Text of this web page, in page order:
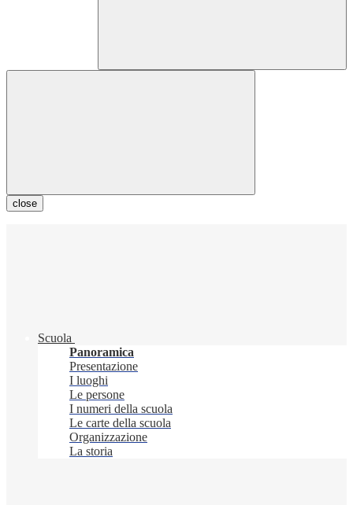
close
Scuola
Panoramica
Presentazione
I luoghi
Le persone
I numeri della scuola
Le carte della scuola
Organizzazione
La storia